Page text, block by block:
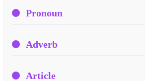
Pronoun
Adverb
Article